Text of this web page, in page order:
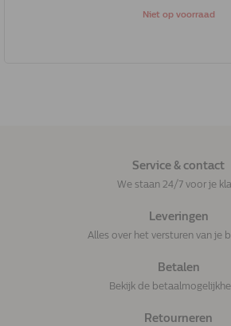
Niet op voorraad
Service & contact
We staan 24/7 voor je
Leveringen
Alles over het versturen van je
Betalen
Bekijk de
Retourneren